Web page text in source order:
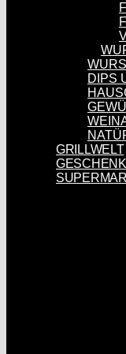
DIPS
GRILLWELT